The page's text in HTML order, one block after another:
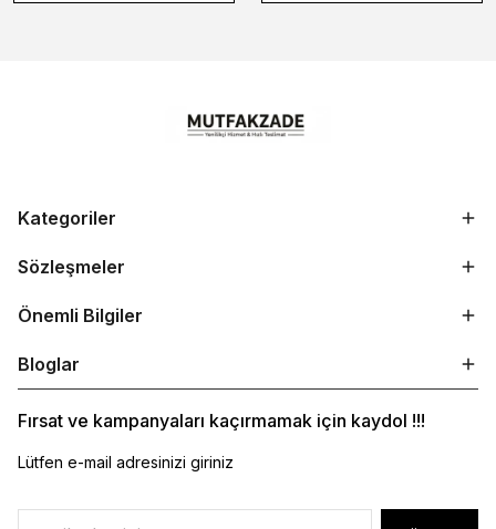
Kategoriler
Sözleşmeler
Önemli Bilgiler
Bloglar
Fırsat ve kampanyaları kaçırmamak için kaydol !!!
Lütfen e-mail adresinizi giriniz